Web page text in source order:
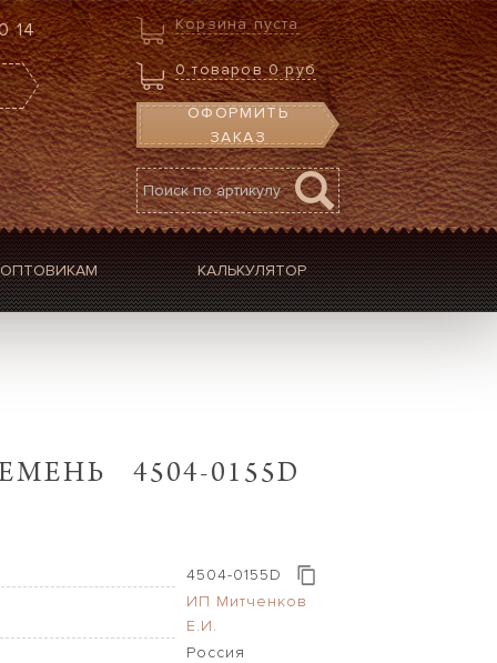
14 Корзина пуста
0 товаров 0 руб
ОФОРМИТЬ
ЗАКАЗ
ОПТОВИКАМ КАЛЬКУЛЯТОР
4504-0155D
4504-0155D
ИП Митченков
Е.И.
Россия